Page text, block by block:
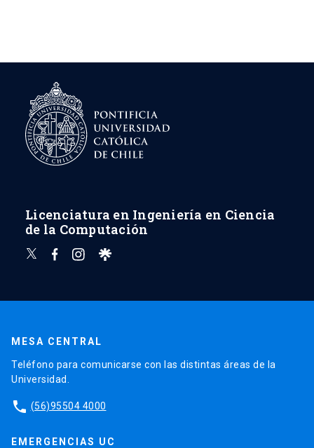
Licenciatura en Ingeniería en Ciencia
de la Computación
MESA CENTRAL
Teléfono para comunicarse con las distintas áreas de la
Universidad.
phone (56)95504 4000
EMERGENCIAS UC